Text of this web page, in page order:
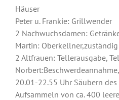
Häuser
Peter u. Frankie: Grillwender
2 Nachwuchsdamen:
Martin:
2 Altfrauen: Tellerausgabe,
20.01-22.55 Uhr Säubern
Aufsammeln von ca. 400